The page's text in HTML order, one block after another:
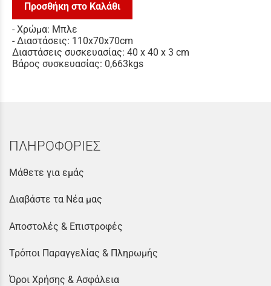
Προσθήκη στο Καλάθι
- Χρώμα: Μπλε
- Διαστάσεις: 110x70x70cm
Διαστάσεις συσκευασίας: 40 x 40 x 3 cm
Βάρος συσκευασίας: 0,663kgs
ΠΛΗΡΟΦΟΡΙΕΣ
Μάθετε για εμάς
Διαβάστε τα Νέα μας
Αποστολές & Επιστροφές
Τρόποι Παραγγελίας & Πληρωμής
Όροι Χρήσης & Ασφάλεια